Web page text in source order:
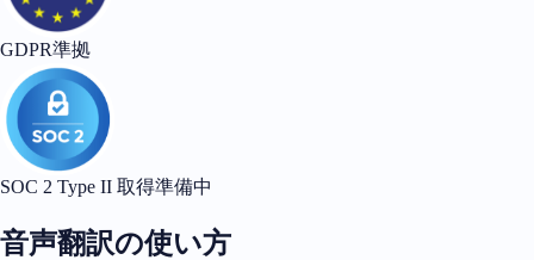
GDPR準拠
SOC 2 Type II 取得準備中
音声翻訳の使い方